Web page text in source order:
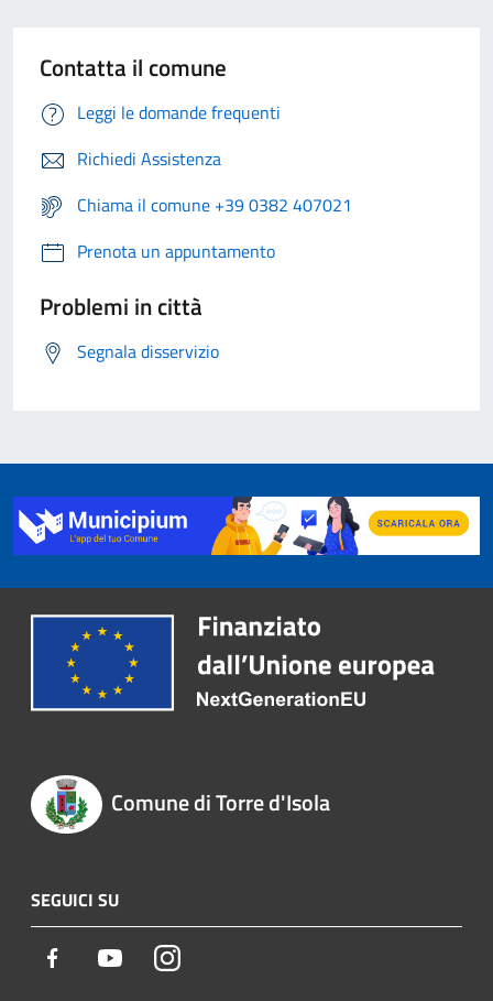
Contatta il comune
Leggi le domande frequenti
Richiedi Assistenza
Chiama il comune +39 0382 407021
Prenota un appuntamento
Problemi in città
Segnala disservizio
Comune di Torre d'Isola
SEGUICI SU
Facebook YoutubeInstagram